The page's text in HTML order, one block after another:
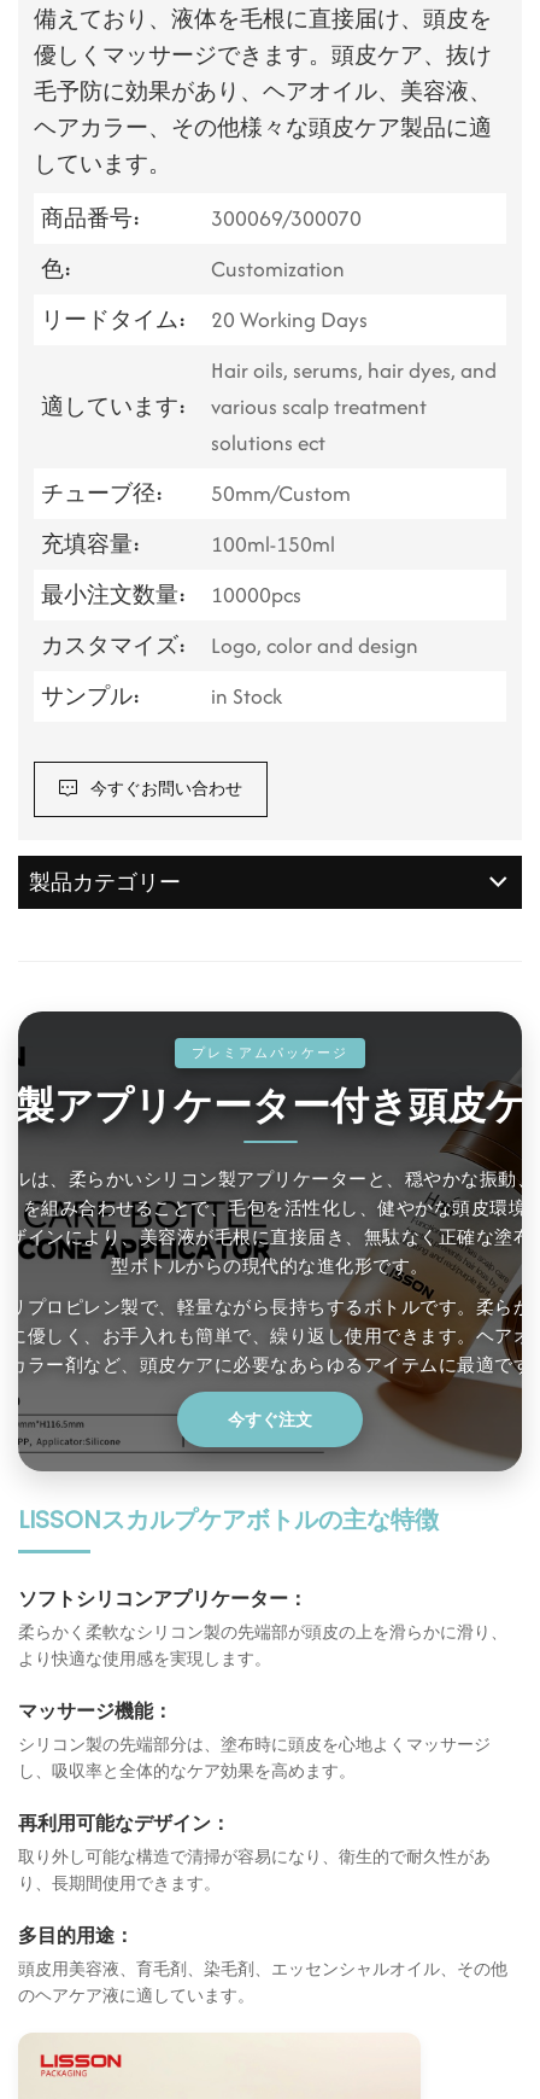
備えており、液体を毛根に直接届け、頭皮を
優しくマッサージできます。頭皮ケア、抜け
毛予防に効果があり、ヘアオイル、美容液、
ヘアカラー、その他様々な頭皮ケア製品に適
しています。
商品番号:
300069/300070
色:
Customization
リードタイム:
20 Working Days
適しています:
Hair oils, serums, hair dyes, and
various scalp treatment
solutions ect
チューブ径:
50mm/Custom
充填容量:
100ml-150ml
最小注文数量:
10000pcs
カスタマイズ:
Logo, color and design
サンプル:
in Stock
今すぐお問い合わせ
製品カテゴリー
プレミアムパッケージ
製アプリケーター付き頭皮ケ
ルは、柔らかいシリコン製アプリケーターと、穏やかな振動、
を組み合わせることで、毛包を活性化し、健やかな頭皮環境
ザインにより、美容液が毛根に直接届き、無駄なく正確な塗布
型ボトルからの現代的な進化形です。
リプロピレン製で、軽量ながら長持ちするボトルです。柔らか
に優しく、お手入れも簡単で、繰り返し使用できます。ヘアオ
カラー剤など、頭皮ケアに必要なあらゆるアイテムに最適です
今すぐ注文
LISSONスカルプケアボトルの主な特徴
ソフトシリコンアプリケーター：
柔らかく柔軟なシリコン製の先端部が頭皮の上を滑らかに滑り、
より快適な使用感を実現します。
マッサージ機能：
シリコン製の先端部分は、塗布時に頭皮を心地よくマッサージ
し、吸収率と全体的なケア効果を高めます。
再利用可能なデザイン：
取り外し可能な構造で清掃が容易になり、衛生的で耐久性があ
り、長期間使用できます。
多目的用途：
頭皮用美容液、育毛剤、染毛剤、エッセンシャルオイル、その他
のヘアケア液に適しています。